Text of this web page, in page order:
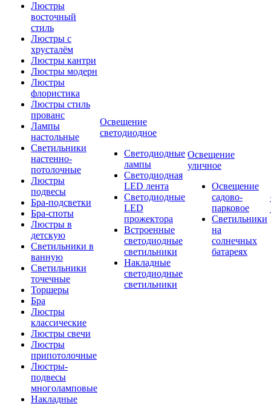
Люстры
восточный
стиль
Люстры с
хрусталём
Люстры кантри
Люстры модерн
Люстры
флористика
Люстры стиль
прованс
Лампы
настольные
Светильники
настенно-
потолочные
Люстры
подвесы
Бра-подсветки
Бра-споты
Люстры в
детскую
Светильники в
ванную
Светильники
точечные
Торшеры
Бра
Люстры
классические
Люстры свечи
Люстры
припотолочные
Люстры-
подвесы
многоламповые
Накладные
Освещение
светодиодное
Светодиодные
лампы
Светодиодная
LED лента
Светодиодные
LED
прожектора
Встроенные
светодиодные
светильники
Накладные
светодиодные
светильники
Освещение
уличное
Освещение
садово-
парковое
Светильники
на
солнечных
батареях